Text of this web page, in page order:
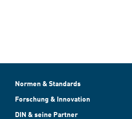
Normen & Standards
Forschung & Innovation
DIN & seine Partner